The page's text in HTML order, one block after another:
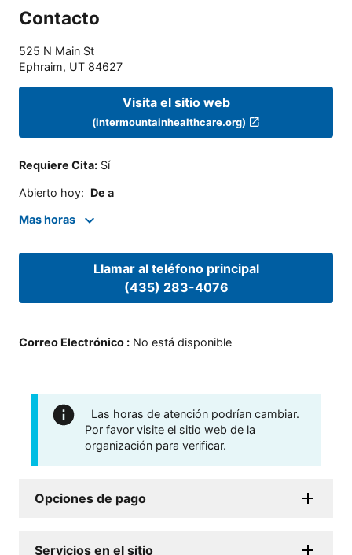
Contacto
525 N Main St
Ephraim, UT 84627
Visita el sitio web
(intermountainhealthcare.org)
Requiere Cita: Sí
Abierto hoy: De a
Mas horas
Llamar al teléfono principal
(435) 283-4076
Correo Electrónico : No está disponible
Las horas de atención podrían cambiar.
Por favor visite el sitio web de la
organización para verificar.
Opciones de pago
Servicios en el sitio